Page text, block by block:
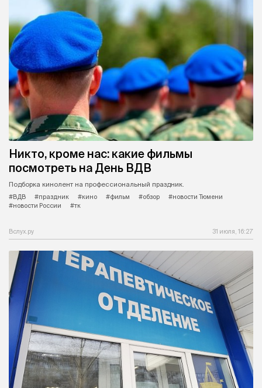
Никто, кроме нас: какие фильмы
посмотреть на День ВДВ
Подборка кинолент на профессиональный праздник.
#ВДВ
#праздник #кино #фильм #обзор
#новости Тюмени
#новости России
#тк
Вслух.ру 31 июля, 16:27